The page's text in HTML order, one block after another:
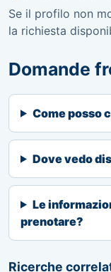
Se il profilo non
la richiesta
Domande
Come posso
Dove vedo
Le
prenotare?
Ricerche